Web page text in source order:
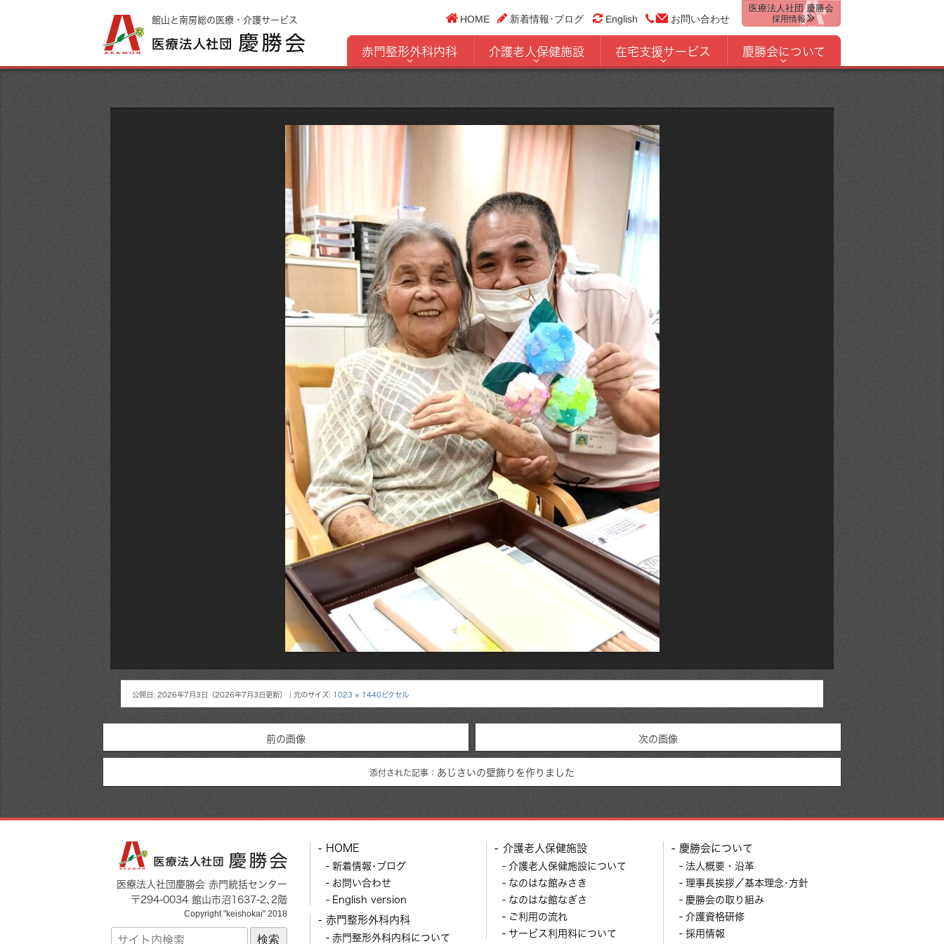
館山と南房総の医療・介護サービス HOME 新着情報･ブログ English お問い合わせ
医療法人社団 慶勝会
採用情報
赤門整形外科内科 介護老人保健施設 在宅支援サービス 慶勝会について
公開日: 2026年7月3日 （2026年7月3日 更新） ｜元のサイズ: 1023 × 1440ピクセル
前の画像 次の画像
添付された記事： あじさいの壁飾りを作りました
HOME
新着情報･ブログ
お問い合わせ
English version
赤門整形外科内科
赤門整形外科内科について
介護老人保健施設
介護老人保健施設について
なのはな館みさき
なのはな館なぎさ
ご利用の流れ
サービス利用料について
慶勝会について
法人概要・沿革
理事長挨拶／基本理念･方針
慶勝会の取り組み
介護資格研修
採用情報
医療法人社団慶勝会 赤門統括センター
〒294-0034 館山市沼1637-2､2階
Copyright "keishokai" 2018
サ